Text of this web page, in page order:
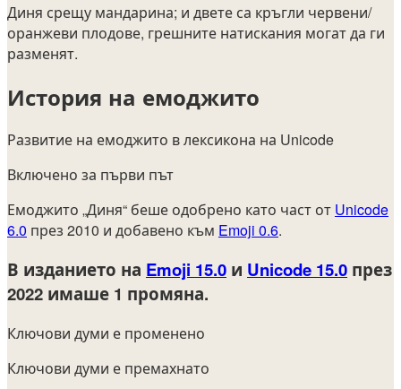
Диня срещу мандарина; и двете са кръгли червени/
оранжеви плодове, грешните натискания могат да ги
разменят.
История на емоджито
Развитие на емоджито в лексикона на Unicode
Включено за първи път
Емоджито „Диня“ беше одобрено като част от Unicode
6.0 през 2010 и добавено към Emoji 0.6.
В изданието на Emoji 15.0 и Unicode 15.0 през
2022 имаше 1 промяна.
Ключови думи е променено
Ключови думи е премахнато